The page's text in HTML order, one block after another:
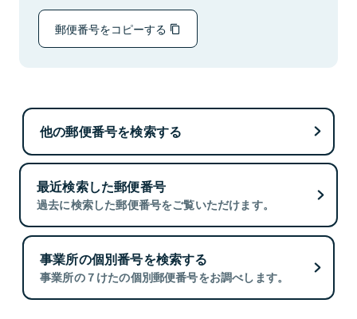
郵便番号をコピーする
他の郵便番号を検索する
最近検索した郵便番号
過去に検索した郵便番号をご覧いただけます。
事業所の個別番号を検索する
事業所の７けたの個別郵便番号をお調べします。